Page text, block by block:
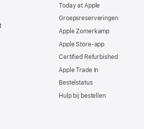
Today at Apple
Groepsreserveringen
Apple Zomerkamp
Apple Store-app
Certified Refurbished
Apple Trade In
Bestelstatus
Hulp bij bestellen